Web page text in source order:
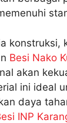
konstruksi,
Besi Nako
akan
ini ideal
daya
INP